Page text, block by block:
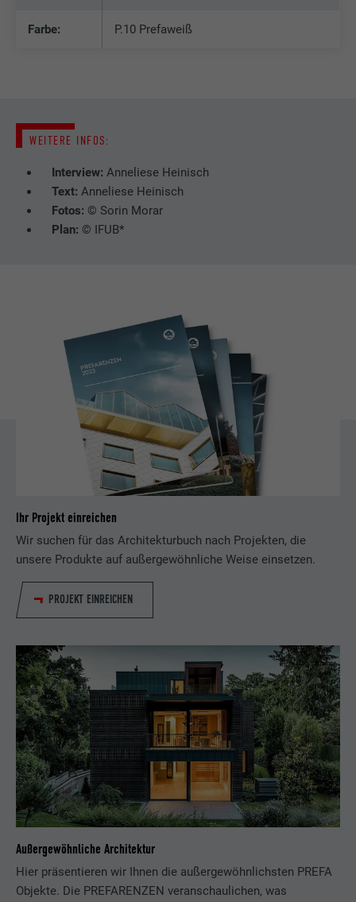
Farbe: P.10 Prefaweiß
WEITERE INFOS:
Interview: Anneliese Heinisch
Text: Anneliese Heinisch
Fotos: © Sorin Morar
Plan: © IFUB*
Ihr Projekt einreichen
Wir suchen für das Architekturbuch nach Projekten, die
unsere Produkte auf außergewöhnliche Weise einsetzen.
PROJEKT EINREICHEN
Außergewöhnliche Architektur
Hier präsentieren wir Ihnen die außergewöhnlichsten PREFA
Objekte. Die PREFARENZEN veranschaulichen, was